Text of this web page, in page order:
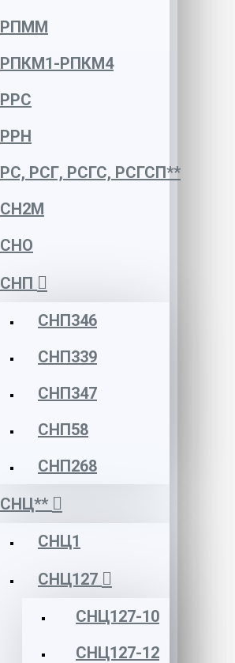
РПММ
РПКМ1-РПКМ4
РРС
РРН
РС, РСГ, РСГС, РСГСП**
СН2М
СНО
СНП
СНП346
СНП339
СНП347
СНП58
СНП268
СНЦ**
СНЦ1
СНЦ127
СНЦ127-10
СНЦ127-12